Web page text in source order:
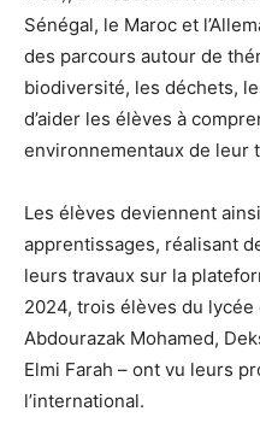
Sénégal, le Maroc et
des parcours autour de
biodiversité, les déchets,
d’aider les élèves à
environnementaux de leur
Les élèves deviennent
apprentissages, réalisant
leurs travaux sur la
2024, trois élèves du lycée
Abdourazak Mohamed,
Elmi Farah – ont vu leurs
l’international.